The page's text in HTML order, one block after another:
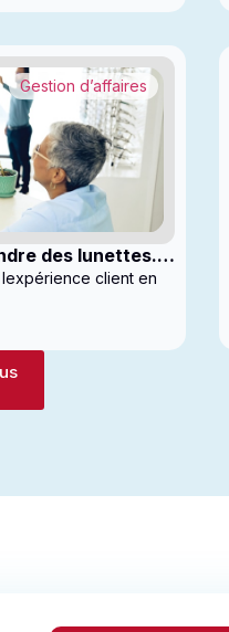
des lunettes.
Gestion d’affaires
client en